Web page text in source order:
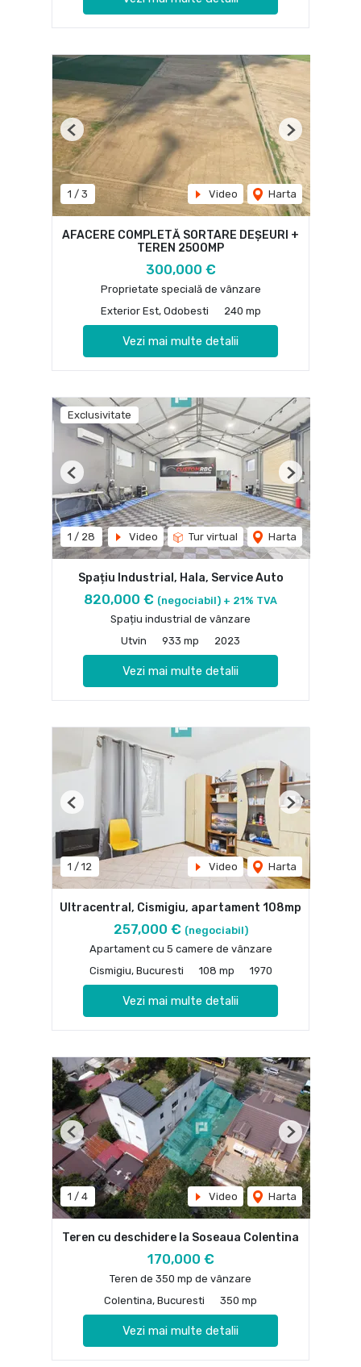
1 / 3 Video Harta
Previous Next
AFACERE COMPLETĂ SORTARE DEȘEURI +
TEREN 2500MP
300,000 €
Proprietate specială de vânzare
Exterior Est, Odobesti
240 mp
Vezi mai multe detalii
Exclusivitate
1 / 28 Video Tur virtual Harta
Previous Next
Spațiu Industrial, Hala, Service Auto
820,000 € (negociabil) + 21% TVA
Spațiu industrial de vânzare
Utvin
933 mp 2023
Vezi mai multe detalii
1 / 12 Video Harta
Previous Next
Ultracentral, Cismigiu, apartament 108mp
257,000 € (negociabil)
Apartament cu 5 camere de vânzare
Cismigiu, Bucuresti
108 mp 1970
Vezi mai multe detalii
1 / 4 Video Harta
Previous Next
Teren cu deschidere la Soseaua Colentina
170,000 €
Teren de 350 mp de vânzare
Colentina, Bucuresti
350 mp
Vezi mai multe detalii